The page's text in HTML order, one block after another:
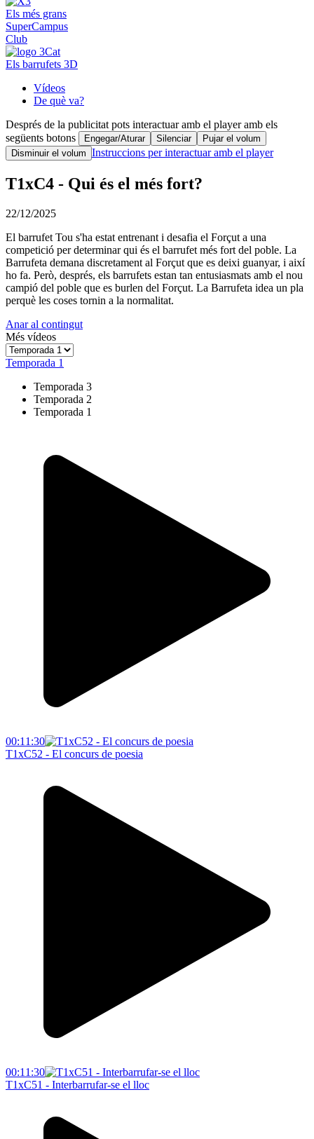
Els més grans
SuperCampus
Club
Els barrufets 3D
Vídeos
De què va?
Després de la publicitat pots interactuar amb el player amb els
següents botons
Engegar/Aturar Silenciar
Pujar el volum
Disminuir el volum Instruccions per interactuar amb el player
T1xC4 - Qui és el més fort?
22/12/2025
El barrufet Tou s'ha estat entrenant i desafia el Forçut a una
competició per determinar qui és el barrufet més fort del poble. La
Barrufeta demana discretament al Forçut que es deixi guanyar, i així
ho fa. Però, després, els barrufets estan tan entusiasmats amb el nou
campió del poble que es burlen del Forçut. La Barrufeta idea un pla
perquè les coses tornin a la normalitat.
Anar al contingut
Més vídeos
Temporada 1
Temporada 3
Temporada 2
Temporada 1
00:11:30
T1xC52 - El concurs de poesia
00:11:30
T1xC51 - Interbarrufar-se el lloc